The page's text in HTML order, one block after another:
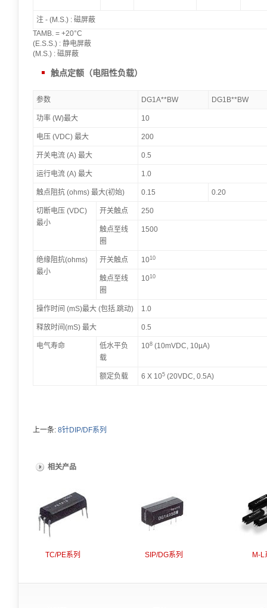
注 - (M.S.) : 磁屏蔽
TAMB. = +20°C
(E.S.S.) : 静电屏蔽
(M.S.) : 磁屏蔽
触点定额（电阻性负载）
参数 DG1A**BW DG1B**BW
功率 (W)最大 10
电压 (VDC) 最大 200
开关电流 (A) 最大 0.5
运行电流 (A) 最大 1.0
触点阻抗 (ohms) 最大(初始) 0.15 0.20
切断电压 (VDC)
最小
开关触点 250
触点至线
圈
1500
绝缘阻抗(ohms)
最小
开关触点 1010
触点至线
圈
1010
操作时间 (mS)最大 (包括.跳动) 1.0
释放时间(mS) 最大 0.5
电气寿命
低水平负
载
108 (10mVDC, 10µA)
额定负载 6 X 105 (20VDC, 0.5A)
上一条: 8针DIP/DF系列
相关产品
TC/PE系列 SIP/DG系列 M-L